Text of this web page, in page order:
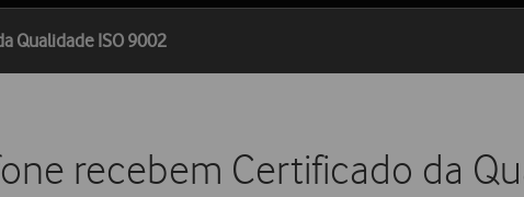
Qualidade ISO 9002
recebem Certificado da